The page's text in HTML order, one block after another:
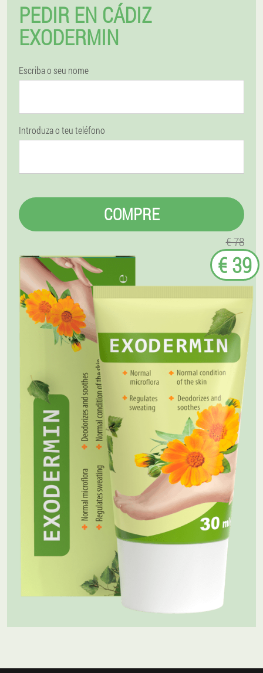
PEDIR EN CÁDIZ
EXODERMIN
Escriba o seu nome
Introduza o teu teléfono
COMPRE
€ 78
€ 39